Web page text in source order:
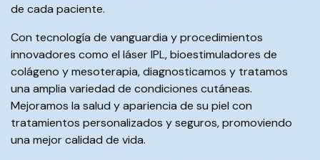
de cada paciente.
Con tecnología de vanguardia y procedimientos
innovadores como el láser IPL, bioestimuladores de
colágeno y mesoterapia, diagnosticamos y tratamos
una amplia variedad de condiciones cutáneas.
Mejoramos la salud y apariencia de su piel con
tratamientos personalizados y seguros, promoviendo
una mejor calidad de vida.